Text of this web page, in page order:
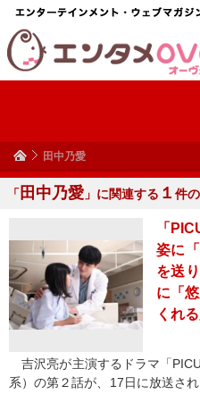
田中乃愛
「 田中乃愛 」に関連する １ 件
「
姿に
を送
に「
くれ
吉沢亮が主演するドラマ「
系）の第２話が、17日に放送さ